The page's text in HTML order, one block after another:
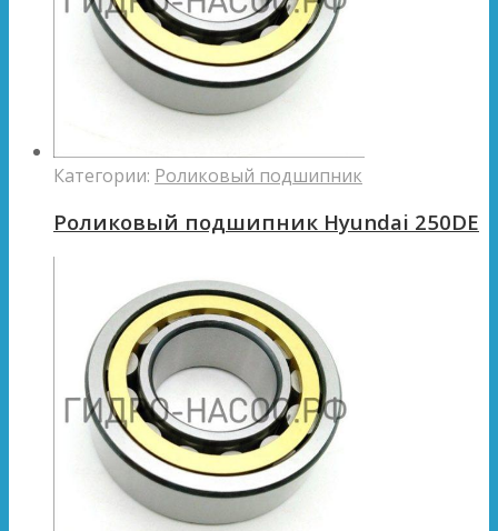
Категории: Роликовый подшипник
Роликовый подшипник Hyundai 250DE